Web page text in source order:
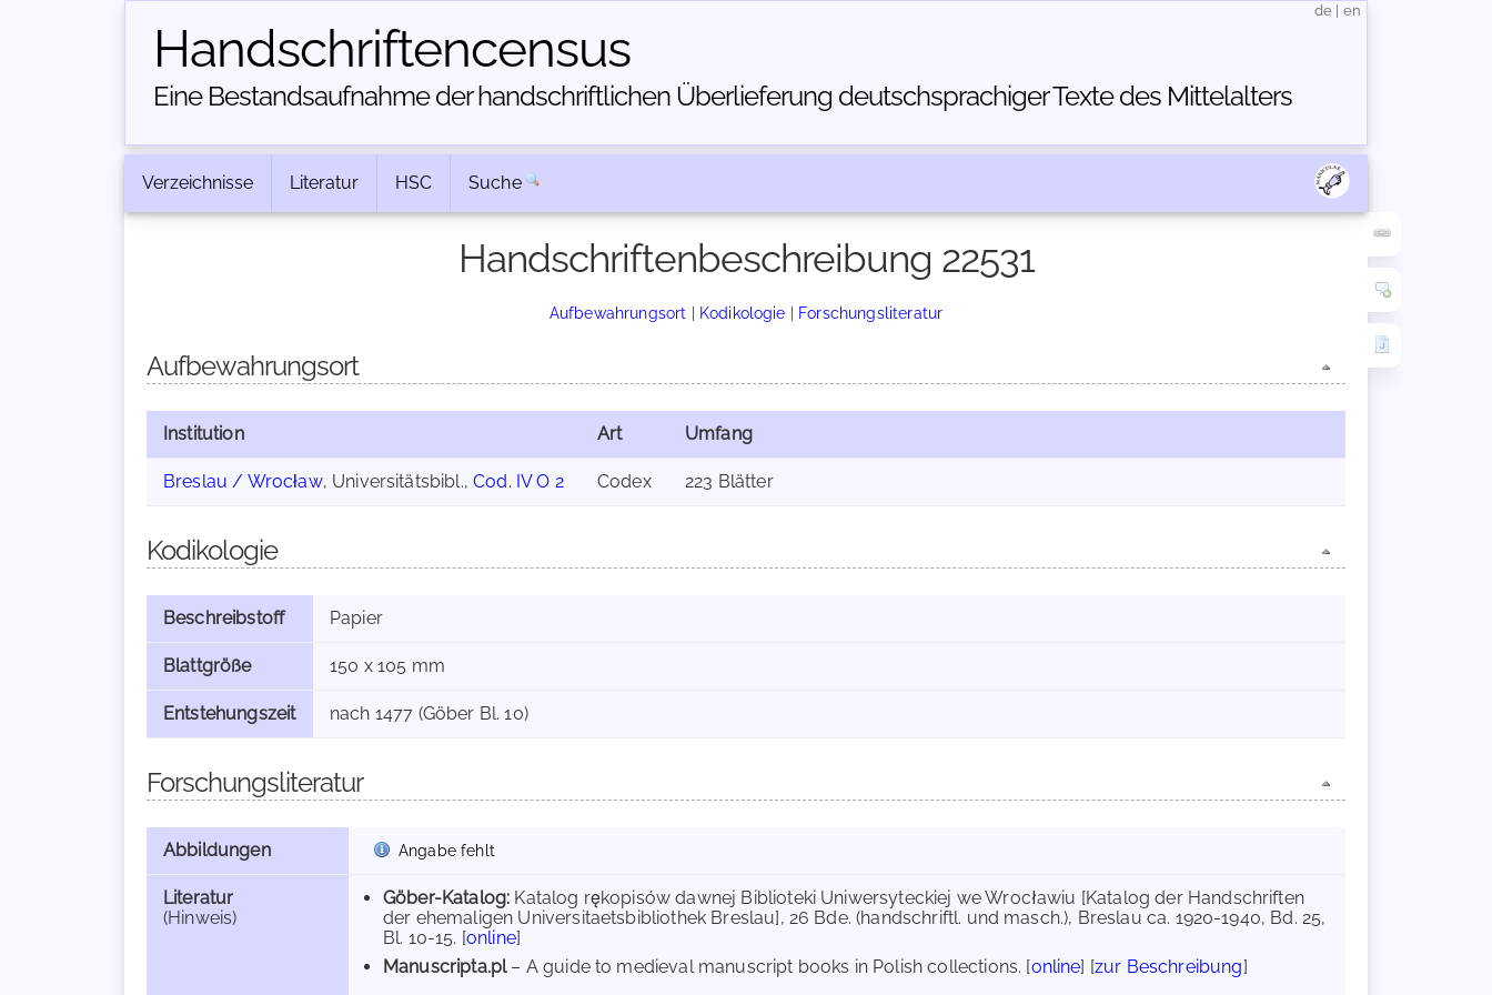
Handschriften­census
Eine Bestandsaufnahme der handschriftlichen Über­lieferung deutschsprachiger Texte des Mittelalters
de en
Verzeichnisse Literatur HSC Suche
Handschriftenbeschreibung 22531
Aufbewahrungsort | Kodikologie | Forschungsliteratur
Aufbewahrungsort
Institution Art Umfang
Breslau / Wrocław, Universitätsbibl.,Cod. IV O 2 Codex 223 Blätter
Kodikologie
Beschreibstoff Papier
Blattgröße 150 x 105 mm
Entstehungszeit nach 1477 (Göber Bl. 10)
Forschungsliteratur
Abbildungen Angabe fehlt
Literatur
(Hinweis)
Göber-Katalog: Katalog rękopisów dawnej Biblioteki Uniwersyteckiej we Wrocławiu [Katalog der Handschriften
der ehemaligen Universitaetsbibliothek Breslau], 26 Bde. (handschriftl. und masch.), Breslau ca. 1920-1940, Bd. 25,
Bl. 10-15. [online]
Manuscripta.pl – A guide to medieval manuscript books in Polish collections. [online] [zur Beschreibung]